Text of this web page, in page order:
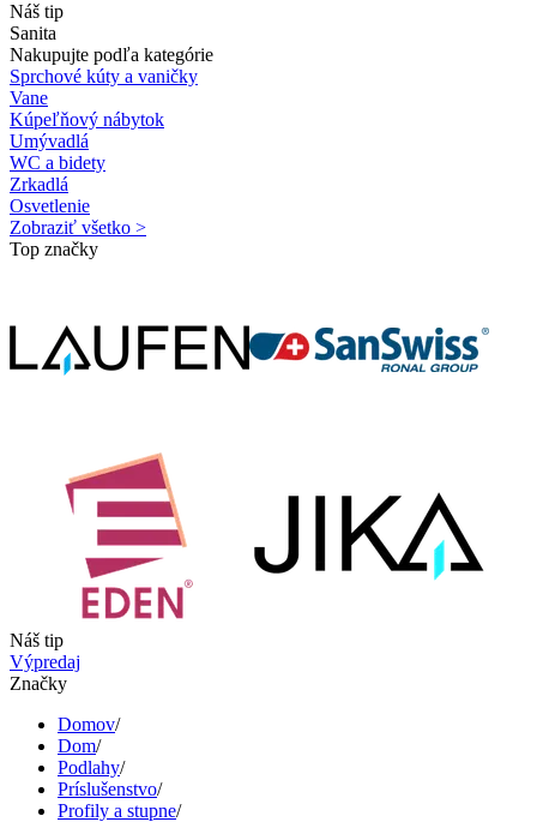
Náš tip
Sanita
Nakupujte podľa kategórie
Sprchové kúty a vaničky
Vane
Kúpeľňový nábytok
Umývadlá
WC a bidety
Zrkadlá
Osvetlenie
Zobraziť všetko >
Top značky
Náš tip
Výpredaj
Značky
Domov/
Dom/
Podlahy/
Príslušenstvo/
Profily a stupne/